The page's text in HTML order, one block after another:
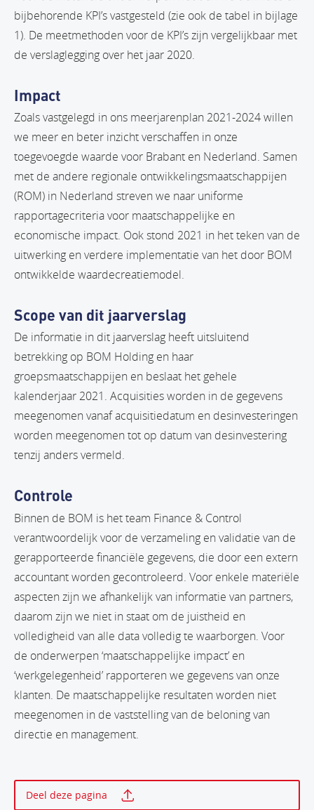
bijbehorende KPI’s vastgesteld (zie ook de tabel in bijlage
1). De meetmethoden voor de KPI’s zijn vergelijkbaar met
de verslaglegging over het jaar 2020.
Impact
Zoals vastgelegd in ons meerjarenplan 2021-2024 willen
we meer en beter inzicht verschaffen in onze
toegevoegde waarde voor Brabant en Nederland. Samen
met de andere regionale ontwikkelingsmaatschappijen
(ROM) in Nederland streven we naar uniforme
rapportagecriteria voor maatschappelijke en
economische impact. Ook stond 2021 in het teken van de
uitwerking en verdere implementatie van het door BOM
ontwikkelde waardecreatiemodel.
Scope van dit jaarverslag
De informatie in dit jaarverslag heeft uitsluitend
betrekking op BOM Holding en haar
groepsmaatschappijen en beslaat het gehele
kalenderjaar 2021. Acquisities worden in de gegevens
meegenomen vanaf acquisitiedatum en desinvesteringen
worden meegenomen tot op datum van desinvestering
tenzij anders vermeld.
Controle
Binnen de BOM is het team Finance & Control
verantwoordelijk voor de verzameling en validatie van de
gerapporteerde financiële gegevens, die door een extern
accountant worden gecontroleerd. Voor enkele materiële
aspecten zijn we afhankelijk van informatie van partners,
daarom zijn we niet in staat om de juistheid en
volledigheid van alle data volledig te waarborgen. Voor
de onderwerpen ‘maatschappelijke impact’ en
‘werkgelegenheid’ rapporteren we gegevens van onze
klanten. De maatschappelijke resultaten worden niet
meegenomen in de vaststelling van de beloning van
directie en management.
Deel deze pagina